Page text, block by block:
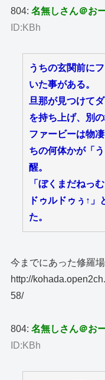
804:名無しさん＠お
ID:KBh
うちの玄関前に
いた事がある。
旦那が見つけて
を持ち上げ、別
ファービーは物
ちの何体かが「
醒。
「ぼくまだねっ
ドゥルドゥぅ↑
た。
今までにあった修羅
http://
58/
804:名無しさん＠お
ID:KBh